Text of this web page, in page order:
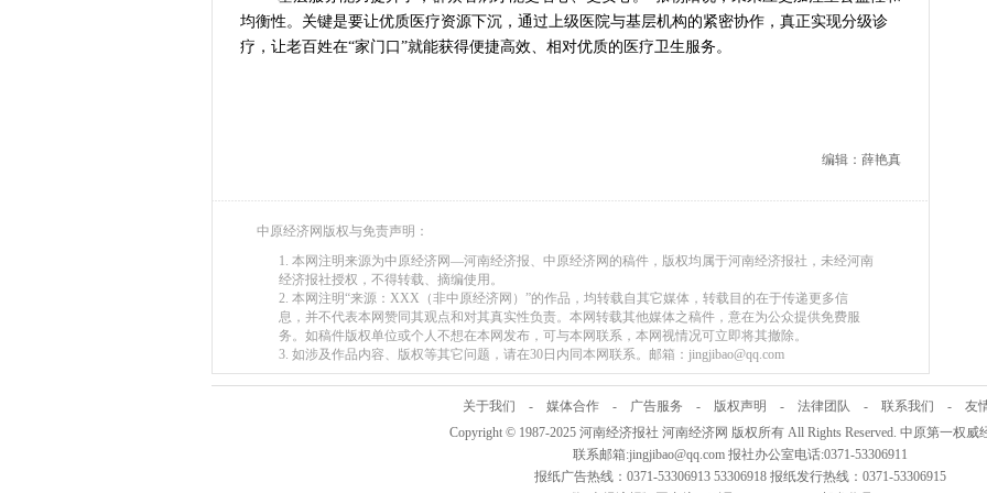
均衡性。关键是要让优质医疗资源下沉，通过上级医院与基层机构的紧密协作，真正实现分级诊
疗，让老百姓在“家门口”就能获得便捷高效、相对优质的医疗卫生服务。
编辑：薛艳真
中原经济网版权与免责声明：
1. 本网注明来源为中原经济网—河南经济报、中原经济网的稿件，版权均属于河南经济报社，未经河南
经济报社授权，不得转载、摘编使用。
2. 本网注明“来源：XXX（非中原经济网）”的作品，均转载自其它媒体，转载目的在于传递更多信
息，并不代表本网赞同其观点和对其真实性负责。本网转载其他媒体之稿件，意在为公众提供免费服
务。如稿件版权单位或个人不想在本网发布，可与本网联系，本网视情况可立即将其撤除。
3. 如涉及作品内容、版权等其它问题，请在30日内同本网联系。邮箱：jingjibao@qq.com
关于我们 - 媒体合作 - 广告服务 - 版权声明 - 法律团队 - 联系我们 - 友
Copyright © 1987-2025 河南经济报社 河南经济网 版权所有 All Rights Reserved. 中原第一权威
联系邮箱:jingjibao@qq.com 报社办公室电话:0371-53306911
报纸广告热线：0371-53306913 53306918 报纸发行热线：0371-53306915